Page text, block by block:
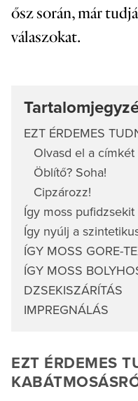
ősz során, már
válaszokat.
EZT ÉRDEMES
Olvasd el a címkét
Öblítő? Soha!
Cipzározz!
Így moss pufidzsekit
Így nyúlj a
ÍGY MOSS GORE-
ÍGY MOSS
DZSEKISZÁRÍTÁS
IMPREGNÁLÁS
EZT ÉRDEMES